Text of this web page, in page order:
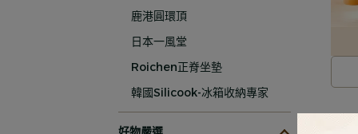
鹿港圓環頂
日本一風堂
Roichen正脊坐墊
韓國Silicook-冰箱收納專家